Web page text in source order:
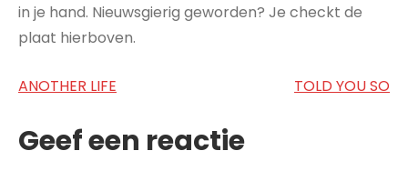
in je hand. Nieuwsgierig geworden? Je checkt de
plaat hierboven.
Bericht
ANOTHER LIFE TOLD YOU SO
Geef een reactie